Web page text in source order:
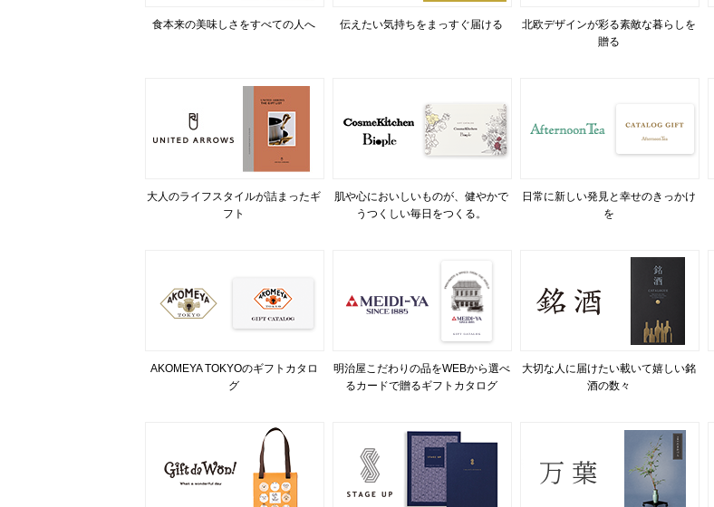
食本来の美味しさをすべての人へ 伝えたい気持ちをまっすぐ届ける
北欧デザインが彩る素敵な暮らしを
贈る
大人のライフスタイルが詰まったギ
フト
肌や心においしいものが、健やかで
うつくしい毎日をつくる。
日常に新しい発見と幸せのきっかけ
を
AKOMEYA TOKYOのギフトカタロ
グ
明治屋こだわりの品をWEBから選べ
るカードで贈るギフトカタログ
大切な人に届けたい載いて嬉しい銘
酒の数々